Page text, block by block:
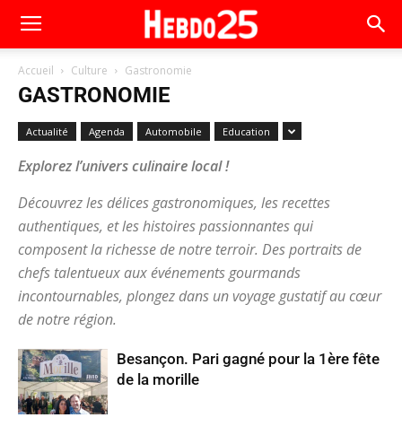
Accueil Culture Gastronomie
GASTRONOMIE
Actualité Agenda Automobile Education
Explorez l’univers culinaire local !
Découvrez les délices gastronomiques, les recettes
authentiques, et les histoires passionnantes qui
composent la richesse de notre terroir. Des portraits de
chefs talentueux aux événements gourmands
incontournables, plongez dans un voyage gustatif au cœur
de notre région.
Besançon. Pari gagné pour la 1ère fête
de la morille